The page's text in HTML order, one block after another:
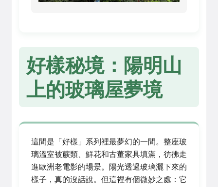
好樣秘境：陽明山
上的玻璃屋夢境
這間是「好樣」系列裡最夢幻的一間。整座玻
璃溫室被蕨類、鮮花和古董家具填滿，彷彿走
進歐洲老電影的場景。陽光透過玻璃灑下來的
樣子，真的沒話說。但這裡有個微妙之處：它